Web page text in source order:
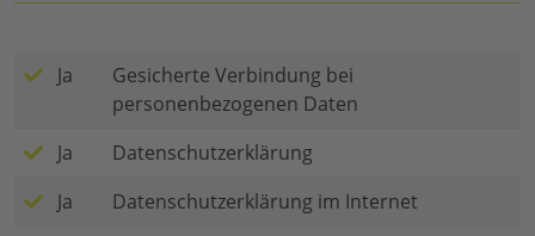
Ja
Gesicherte Verbindung bei
personenbezogenen Daten
Ja
Datenschutzerklärung
Ja
Datenschutzerklärung im Internet